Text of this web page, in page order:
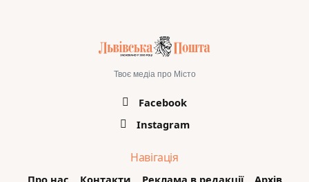
Твоє медіа про Місто
Facebook
Instagram
Навігація
Про нас Контакти Реклама в редакції Архів